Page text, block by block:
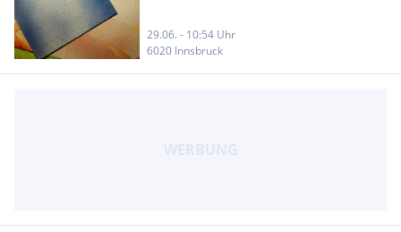
29.06. - 10:54 Uhr
6020 Innsbruck